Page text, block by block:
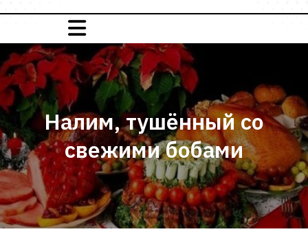
Налим, тушённый со
свежими бобами